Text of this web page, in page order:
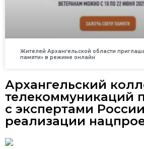
Жителей Архангельской области
памяти» в режиме онлайн
Архангельский
телекоммуникаций
с экспертами
реализации